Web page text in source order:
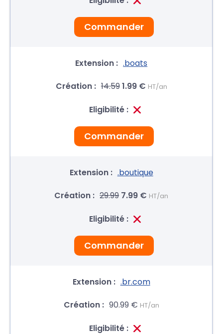
Commander
.boats
14.591.99 € HT/an
Commander
.boutique
29.99 7.99 € HT/an
Commander
.br.com
90.99 € HT/an